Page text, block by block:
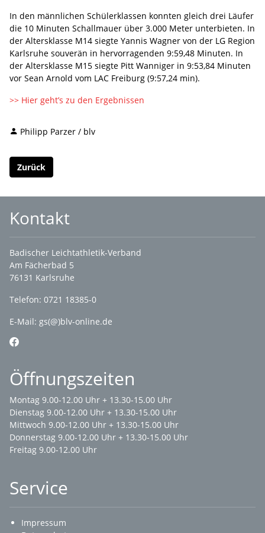
In den männlichen Schülerklassen konnten gleich drei Läufer
die 10 Minuten Schallmauer über 3.000 Meter unterbieten. In
der Altersklasse M14 siegte Yannis Wagner von der LG Region
Karlsruhe souverän in hervorragenden 9:59,48 Minuten. In
der Altersklasse M15 siegte Pitt Wanniger in 9:53,84 Minuten
vor Sean Arnold vom LAC Freiburg (9:57,24 min).
>> Hier geht’s zu den Ergebnissen
Philipp Parzer / blv
Zurück
Kontakt
Badischer Leichtathletik-Verband
Am Fächerbad 5
76131 Karlsruhe
Telefon: 0721 18385-0
E-Mail: gs(@)blv-online.de
Öffnungszeiten
Montag 9.00-12.00 Uhr + 13.30-15.00 Uhr
Dienstag 9.00-12.00 Uhr + 13.30-15.00 Uhr
Mittwoch 9.00-12.00 Uhr + 13.30-15.00 Uhr
Donnerstag 9.00-12.00 Uhr + 13.30-15.00 Uhr
Freitag 9.00-12.00 Uhr
Service
Impressum